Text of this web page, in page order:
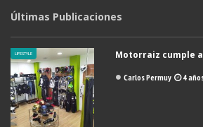
Últimas Publicaciones
LIFESTYLE Motorraiz cumple
Carlos Permuy 4